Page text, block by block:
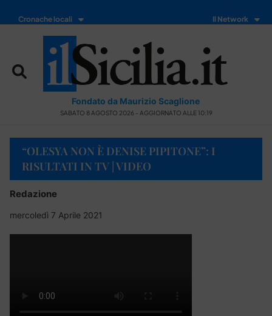
Cronache locali Il Network
Fondato da Maurizio Scaglione
SABATO 8 AGOSTO 2026 - AGGIORNATO ALLE 10:19
“OLESYA NON È DENISE PIPITONE”: I
RISULTATI IN TV | VIDEO
Redazione
mercoledì 7 Aprile 2021